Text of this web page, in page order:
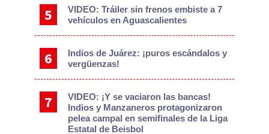
VIDEO: Tráiler sin frenos embiste a 7
vehículos en Aguascalientes
Indios de Juárez: ¡puros escándalos y
vergüenzas!
VIDEO: ¡Y se vaciaron las bancas!
Indios y Manzaneros protagonizaron
pelea campal en semifinales de la Liga
Estatal de Beisbol